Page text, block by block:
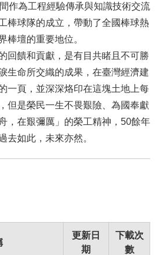
作為工程經驗傳承與知識技術交流
棒球隊的成立，帶動了全國棒球熱
棒壇的重要地位。
回饋和貢獻，是有目共睹且不可勝
生命所交織的成果，在臺灣經濟建
一頁，並深深烙印在這塊土地上每
但是榮民一生不畏艱險、為國奉獻
，在艱彌厲」的榮工精神，50餘年
去如此，未來亦然。
更新日
期
下載次
數